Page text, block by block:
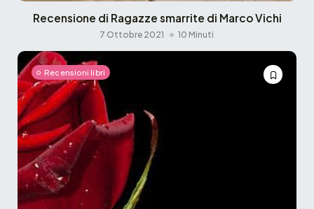
Recensione di Ragazze smarrite di Marco Vichi
7 Ottobre 2021 10 Minuti
Recensioni libri